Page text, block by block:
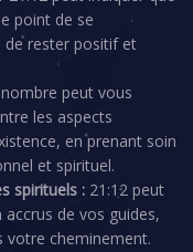
point de se
de rester positif et
nombre peut vous
les aspects
en prenant soin
et spirituel.
spirituels : 21:12 peut
de vos guides,
cheminement.